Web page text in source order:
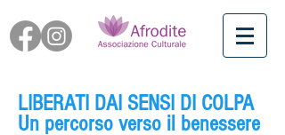
LIBERATI DAI SENSI DI COLPA
Un percorso verso il benessere